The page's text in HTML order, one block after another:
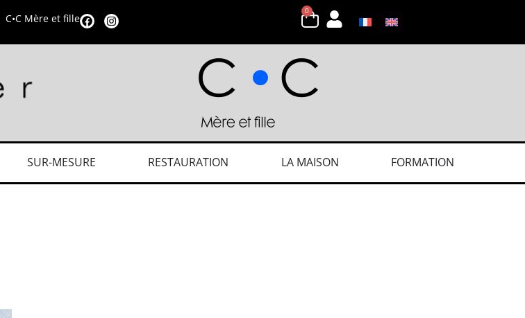
C•C Mère et fille
0
SUR-MESURE RESTAURATION LA MAISON FORMATION